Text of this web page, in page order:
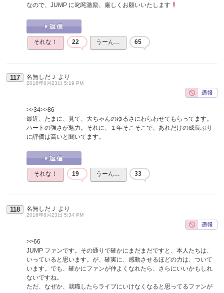
なので、JUMP に叱咤激励、厳しくお願いいたします
それな！ 22 うーん… 65
117 名無しだＪ より
2016年8月23日 5:19 PM
>>34>>86
最近、たまに、見て、大ちゃんのゆるさにわらわせてもらってます。
ハートの強さが魅力。それに、１年そこそこで、あれだけの成長ぶり
に評価は高いと聞いてます。
それな！ 19 うーん… 33
118 名無しだＪ より
2016年8月23日 5:34 PM
>>66
JUMP ファンです。その通りで確かにまだまだですと、本人たちは、
いっていると思います。が、確実に、感動させるほどの力は、ついて
います。でも、確かにファンが仲よくなれたら、さらにいいかもしれ
ないですね。
ただ、なぜか、就職したらライブにいけなくなると思ってるファンが